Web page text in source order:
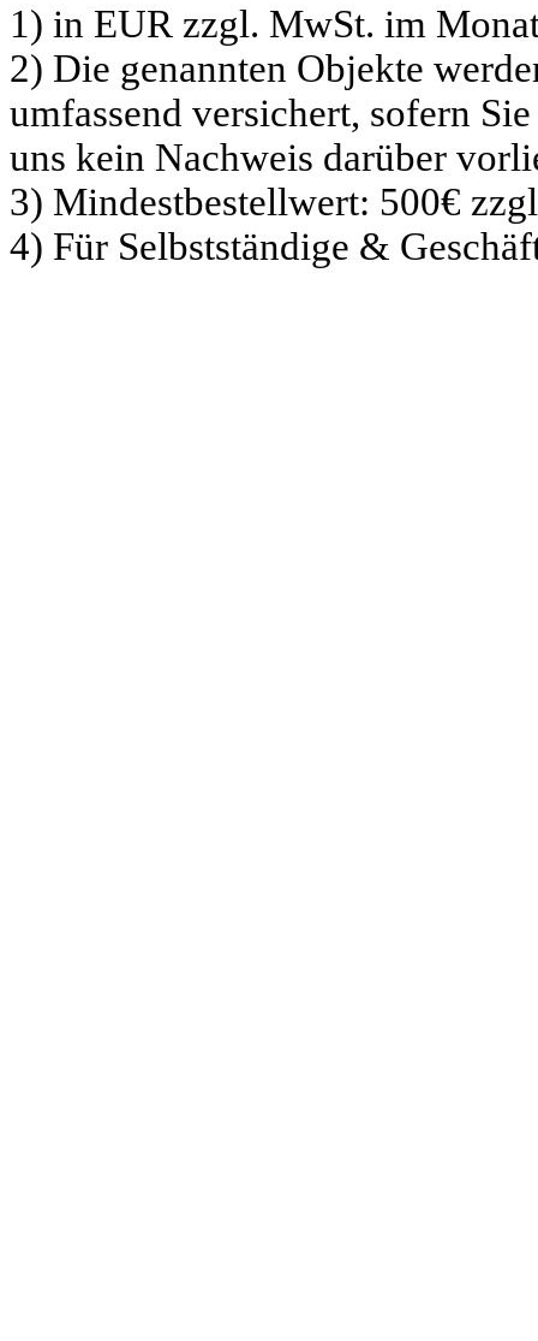
1) in EUR zzgl. MwSt. im
2) Die genannten Objekte
umfassend versichert, sofern
uns kein Nachweis darüber
3) Mindestbestellwert: 500€
4) Für Selbstständige &